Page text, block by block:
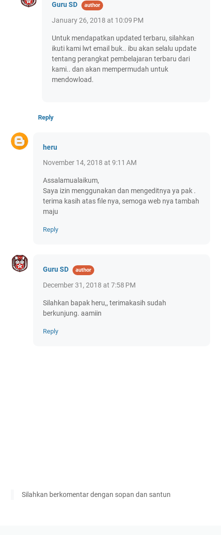
Guru SD
January 26, 2018 at 10:09 PM
Untuk mendapatkan updated terbaru, silahkan
ikuti kami lwt email buk.. ibu akan selalu update
tentang perangkat pembelajaran terbaru dari
kami.. dan akan mempermudah untuk
mendowload.
Reply
heru
November 14, 2018 at 9:11 AM
Assalamualaikum,
Saya izin menggunakan dan mengeditnya ya pak .
terima kasih atas file nya, semoga web nya tambah
maju
Reply
Guru SD
December 31, 2018 at 7:58 PM
Silahkan bapak heru,, terimakasih sudah
berkunjung. aamiin
Reply
Silahkan berkomentar dengan sopan dan santun